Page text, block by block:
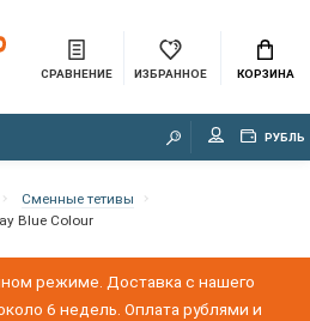
СРАВНЕНИЕ ИЗБРАННОЕ КОРЗИНА
РУБЛЬ
Сменные тетивы
Blue Colour
режиме. Доставка с нашего
6 недель. Оплата рублями и